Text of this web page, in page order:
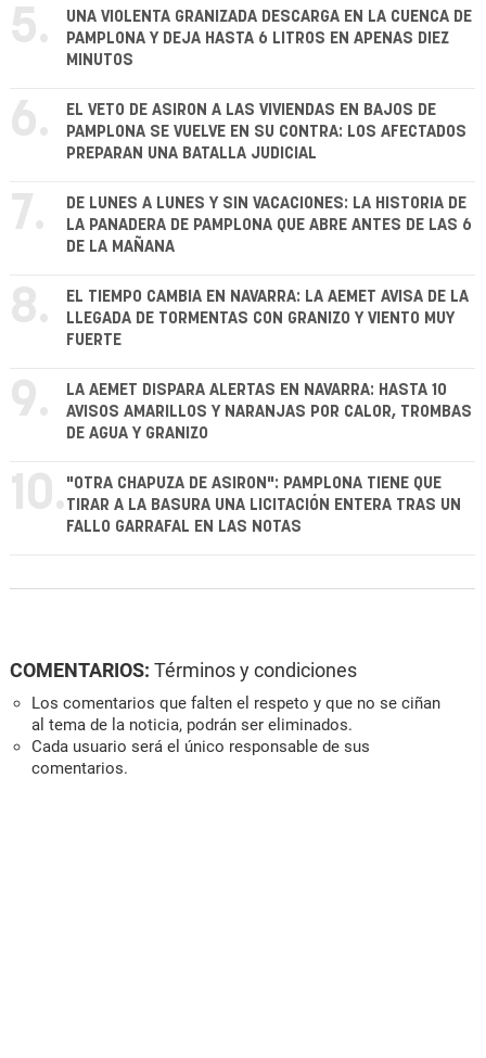
5.
UNA VIOLENTA GRANIZADA DESCARGA EN LA CUENCA DE
PAMPLONA Y DEJA HASTA 6 LITROS EN APENAS DIEZ
MINUTOS
6.
EL VETO DE ASIRON A LAS VIVIENDAS EN BAJOS DE
PAMPLONA SE VUELVE EN SU CONTRA: LOS AFECTADOS
PREPARAN UNA BATALLA JUDICIAL
7.
DE LUNES A LUNES Y SIN VACACIONES: LA HISTORIA DE
LA PANADERA DE PAMPLONA QUE ABRE ANTES DE LAS 6
DE LA MAÑANA
8.
EL TIEMPO CAMBIA EN NAVARRA: LA AEMET AVISA DE LA
LLEGADA DE TORMENTAS CON GRANIZO Y VIENTO MUY
FUERTE
9.
LA AEMET DISPARA ALERTAS EN NAVARRA: HASTA 10
AVISOS AMARILLOS Y NARANJAS POR CALOR, TROMBAS
DE AGUA Y GRANIZO
10. "OTRA CHAPUZA DE ASIRON": PAMPLONA TIENE QUE
TIRAR A LA BASURA UNA LICITACIÓN ENTERA TRAS UN
FALLO GARRAFAL EN LAS NOTAS
COMENTARIOS: Términos y condiciones
Los comentarios que falten el respeto y que no se ciñan
al tema de la noticia, podrán ser eliminados.
Cada usuario será el único responsable de sus
comentarios.